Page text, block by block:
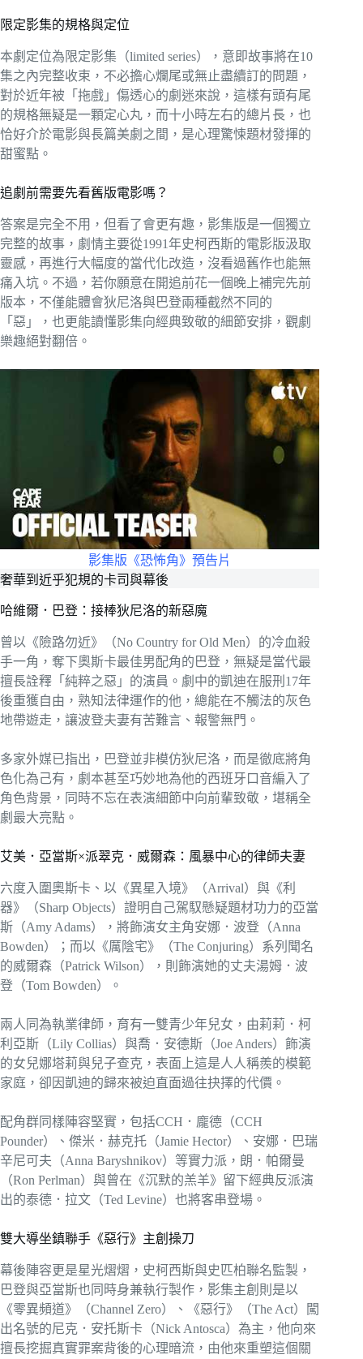
限定影集的規格與定位
本劇定位為限定影集（limited series），意即故事將在10
集之內完整收束，不必擔心爛尾或無止盡續訂的問題，
對於近年被「拖戲」傷透心的劇迷來說，這樣有頭有尾
的規格無疑是一顆定心丸，而十小時左右的總片長，也
恰好介於電影與長篇美劇之間，是心理驚悚題材發揮的
甜蜜點。
追劇前需要先看舊版電影嗎？
答案是完全不用，但看了會更有趣，影集版是一個獨立
完整的故事，劇情主要從1991年史柯西斯的電影版汲取
靈感，再進行大幅度的當代化改造，沒看過舊作也能無
痛入坑。不過，若你願意在開追前花一個晚上補完先前
版本，不僅能體會狄尼洛與巴登兩種截然不同的
「惡」，也更能讀懂影集向經典致敬的細節安排，觀劇
樂趣絕對翻倍。
影集版《恐怖角》預告片
奢華到近乎犯規的卡司與幕後
哈維爾．巴登：接棒狄尼洛的新惡魔
曾以《險路勿近》（No Country for Old Men）的冷血殺
手一角，奪下奧斯卡最佳男配角的巴登，無疑是當代最
擅長詮釋「純粹之惡」的演員。劇中的凱迪在服刑17年
後重獲自由，熟知法律運作的他，總能在不觸法的灰色
地帶遊走，讓波登夫妻有苦難言、報警無門。
多家外媒已指出，巴登並非模仿狄尼洛，而是徹底將角
色化為己有，劇本甚至巧妙地為他的西班牙口音編入了
角色背景，同時不忘在表演細節中向前輩致敬，堪稱全
劇最大亮點。
艾美．亞當斯×派翠克．威爾森：風暴中心的律師夫妻
六度入圍奧斯卡、以《異星入境》（Arrival）與《利
器》（Sharp Objects）證明自己駕馭懸疑題材功力的亞當
斯（Amy Adams），將飾演女主角安娜．波登（Anna
Bowden）；而以《厲陰宅》（The Conjuring）系列聞名
的威爾森（Patrick Wilson），則飾演她的丈夫湯姆．波
登（Tom Bowden）。
兩人同為執業律師，育有一雙青少年兒女，由莉莉．柯
利亞斯（Lily Collias）與喬．安德斯（Joe Anders）飾演
的女兒娜塔莉與兒子查克，表面上這是人人稱羨的模範
家庭，卻因凱迪的歸來被迫直面過往抉擇的代價。
配角群同樣陣容堅實，包括CCH．龐德（CCH
Pounder）、傑米．赫克托（Jamie Hector）、安娜．巴瑞
辛尼可夫（Anna Baryshnikov）等實力派，朗．帕爾曼
（Ron Perlman）與曾在《沉默的羔羊》留下經典反派演
出的泰德．拉文（Ted Levine）也將客串登場。
雙大導坐鎮聯手《惡行》主創操刀
幕後陣容更是星光熠熠，史柯西斯與史匹柏聯名監製，
巴登與亞當斯也同時身兼執行製作，影集主創則是以
《零異頻道》（Channel Zero）、《惡行》（The Act）闖
出名號的尼克．安托斯卡（Nick Antosca）為主，他向來
擅長挖掘真實罪案背後的心理暗流，由他來重塑這個關